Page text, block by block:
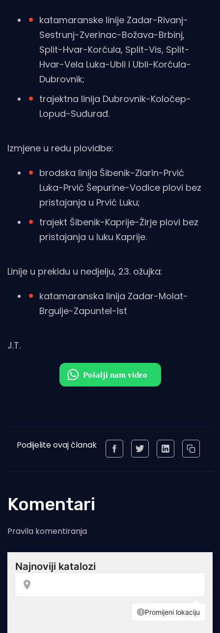
katamaranske linije Zadar-Rivanj-
Sestrunj-Zverinac-Božava-Brbinj,
Split-Hvar-Korčula, Split-Vis, Split-
Hvar-Vela Luka-Ubli i Ubli-Korčula-
Dubrovnik;
trajektna linija Dubrovnik-Koločep-
Lopud-Suđurađ.
Izmjene u redu plovidbe:
brodska linija Šibenik-Zlarin-Prvić
Luka-Prvić Šepurine-Vodice plovi bez
pristajanja u Prvić Luku;
trajekt Šibenik-Kaprije-Žirje plovi bez
pristajanja u luku Kaprije .
Linije u prekidu u nedjelju, 23. ožujka:
katamaranska linija Zadar-Molat-
Brgulje-Zapuntel-Ist
J.T.
Podijelite ovaj članak
Komentari
Pravila komentiranja